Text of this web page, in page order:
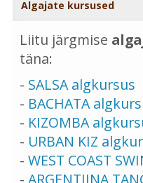
Algajate kursused
Liitu järgmise
täna:
- SALSA algkursus
- BACHATA
- KIZOMBA
- URBAN KIZ
- WEST COAST
- ARGENTIINA